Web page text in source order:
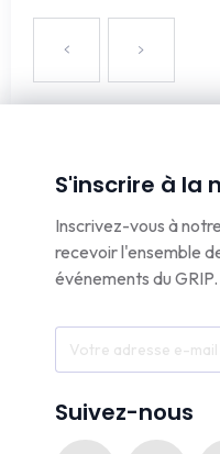
S'inscrire à la
Inscrivez-vous à
recevoir l'ensemble
événements du GRIP.
Suivez-nous